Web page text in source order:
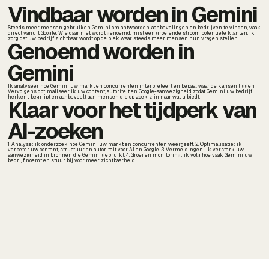
Vindbaar worden in Gemini
Steeds meer mensen gebruiken Gemini om antwoorden, aanbevelingen en bedrijven te vinden, vaak
direct vanuit Google. Wie daar niet wordt genoemd, mist een groeiende stroom potentiële klanten. Ik
zorg dat uw bedrijf zichtbaar wordt op de plek waar steeds meer mensen hun vragen stellen.
Genoemd worden in
Gemini
Ik analyseer hoe Gemini uw markt en concurrenten interpreteert en bepaal waar de kansen liggen.
Vervolgens optimaliseer ik uw content, autoriteit en Google-aanwezigheid zodat Gemini uw bedrijf
herkent, begrijpt en aanbeveelt aan mensen die op zoek zijn naar wat u biedt.
Klaar voor het tijdperk van
AI-zoeken
1. Analyse: ik onderzoek hoe Gemini uw markt en concurrenten weergeeft. 2. Optimalisatie: ik
verbeter uw content, structuur en autoriteit voor AI en Google. 3. Vermeldingen: ik versterk uw
aanwezigheid in bronnen die Gemini gebruikt. 4. Groei en monitoring: ik volg hoe vaak Gemini uw
bedrijf noemt en stuur bij voor meer zichtbaarheid.